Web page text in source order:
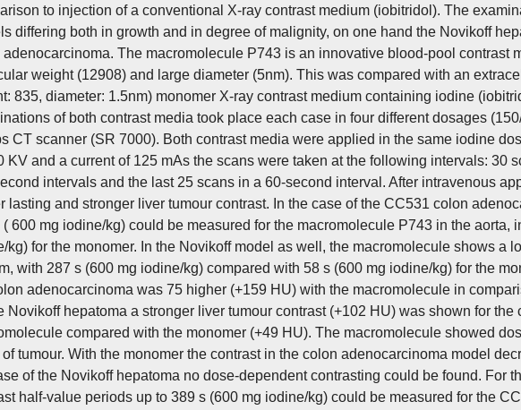
to injection of a conventional X-ray contrast medium (iobitridol). The
differing both in growth and in degree of malignity, on one hand the Novikoff
adenocarcinoma. The macromolecule P743 is an innovative blood-pool contrast
weight (12908) and large diameter (5nm). This was compared with an
835, diameter: 1.5nm) monomer X-ray contrast medium containing iodine
of both contrast media took place each case in four different dosages
CT scanner (SR 7000). Both contrast media were applied in the same iodine
KV and a current of 125 mAs the scans were taken at the following intervals: 30
intervals and the last 25 scans in a 60-second interval. After intravenous
lasting and stronger liver tumour contrast. In the case of the CC531 colon
( 600 mg iodine/kg) could be measured for the macromolecule P743 in the aorta,
kg) for the monomer. In the Novikoff model as well, the macromolecule shows a
with 287 s (600 mg iodine/kg) compared with 58 s (600 mg iodine/kg) for the
adenocarcinoma was 75 higher (+159 HU) with the macromolecule in
Novikoff hepatoma a stronger liver tumour contrast (+102 HU) was shown for
compared with the monomer (+49 HU). The macromolecule showed
tumour. With the monomer the contrast in the colon adenocarcinoma model
of the Novikoff hepatoma no dose-dependent contrasting could be found. For
half-value periods up to 389 s (600 mg iodine/kg) could be measured for the